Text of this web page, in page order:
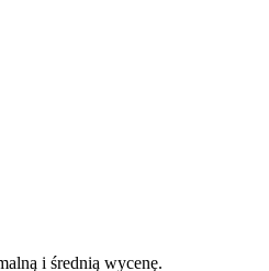
i średnią wycenę.